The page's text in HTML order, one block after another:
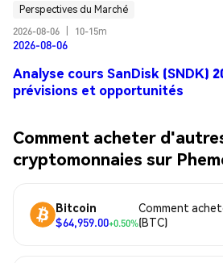
Perspectives du Marché
2026-08-06
10-15m
2026-08-06
Analyse cours SanDisk (SNDK)
prévisions et opportunités
Comment acheter
cryptomonnaies sur
Bitcoin
$64,959.00+0.50%
Comment
(BTC)